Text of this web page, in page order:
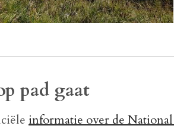
pad gaat
informatie over de